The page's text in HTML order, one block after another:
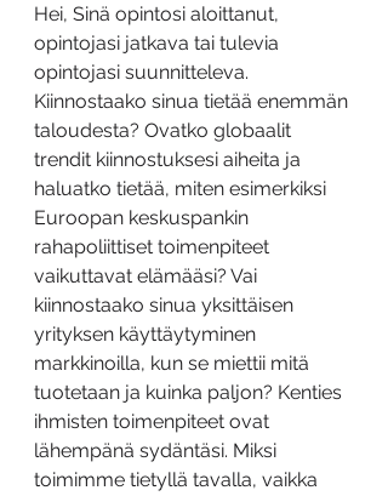
Hei, Sinä opintosi aloittanut,
opintojasi jatkava tai tulevia
opintojasi suunnitteleva.
Kiinnostaako sinua tietää enemmän
taloudesta? Ovatko globaalit
trendit kiinnostuksesi aiheita ja
haluatko tietää, miten esimerkiksi
Euroopan keskuspankin
rahapoliittiset toimenpiteet
vaikuttavat elämääsi? Vai
kiinnostaako sinua yksittäisen
yrityksen käyttäytyminen
markkinoilla, kun se miettii mitä
tuotetaan ja kuinka paljon? Kenties
ihmisten toimenpiteet ovat
lähempänä sydäntäsi. Miksi
toimimme tietyllä tavalla, vaikka